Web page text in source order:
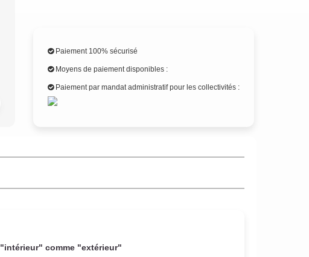
Paiement 100% sécurisé
Moyens de paiement disponibles :
Paiement par mandat administratif pour les collectivités :
"intérieur" comme "extérieur"